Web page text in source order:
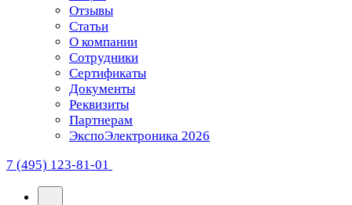
Отзывы
Статьи
О компании
Сотрудники
Сертификаты
Документы
Реквизиты
Партнерам
ЭкспоЭлектроника 2026
7 (495) 123-81-01